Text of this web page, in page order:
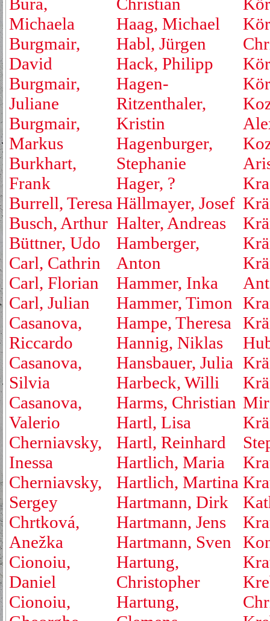
Michaela
Burgmair,
David
Burgmair,
Juliane
Burgmair,
Markus
Burkhart,
Frank
Burrell, Teresa
Busch, Arthur
Büttner, Udo
Carl, Cathrin
Carl, Florian
Carl, Julian
Casanova,
Riccardo
Casanova,
Silvia
Casanova,
Valerio
Cherniavsky,
Inessa
Cherniavsky,
Sergey
Chrtková,
Anežka
Cionoiu,
Daniel
Cionoiu,
Haag, Michael
Habl, Jürgen
Hack, Philipp
Hagen-
Ritzenthaler,
Kristin
Hagenburger,
Stephanie
Hager, ?
Hällmayer, Josef
Halter, Andreas
Hamberger,
Anton
Hammer, Inka
Hammer, Timon
Hampe, Theresa
Hannig, Niklas
Hansbauer, Julia
Harbeck, Willi
Harms, Christian
Hartl, Lisa
Hartl, Reinhard
Hartlich, Maria
Hartlich, Martina
Hartmann, Dirk
Hartmann, Jens
Hartmann, Sven
Hartung,
Christopher
Hartung,